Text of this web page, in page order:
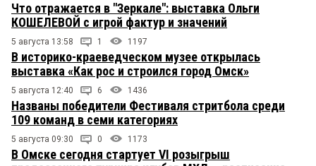
Что отражается в "Зеркале": выставка Ольги
КОШЕЛЕВОЙ с игрой фактур и значений
5 августа 13:58 1 1197
В историко-краеведческом музее открылась
выставка «Как рос и строился город Омск»
5 августа 12:40 6 1436
Названы победители Фестиваля стритбола среди
109 команд в семи категориях
5 августа 09:30 0 1173
В Омске сегодня стартует VI розыгрыш